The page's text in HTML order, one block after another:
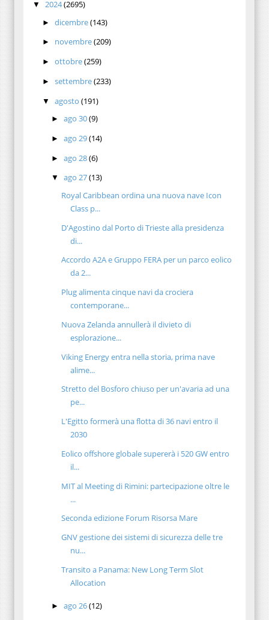
▼ 2024(2695)
► dicembre(143)
► novembre(209)
► ottobre(259)
► settembre(233)
▼ agosto (191)
►ago 30(9)
►ago 29(14)
►ago 28(6)
▼ago 27(13)
Royal Caribbean ordina una nuova nave Icon
Class p...
D'Agostino dal Porto di Trieste alla presidenza
di...
Accordo A2A e Gruppo FERA per un parco eolico
da 2...
Plug alimenta cinque navi da crociera
contemporane...
Nuova Zelanda annullerà il divieto di
esplorazione...
Viking Energy entra nella storia, prima nave
alime...
Stretto del Bosforo chiuso per un'avaria ad una
pe...
L'Egitto formerà una flotta di 36 navi entro il
2030
Eolico offshore globale supererà i 520 GW entro
il...
MIT al Meeting di Rimini: partecipazione oltre le
...
Seconda edizione Forum Risorsa Mare
GNV gestione dei sistemi di sicurezza delle tre
nu...
Transito a Panama: New Long Term Slot
Allocation
►ago 26(12)